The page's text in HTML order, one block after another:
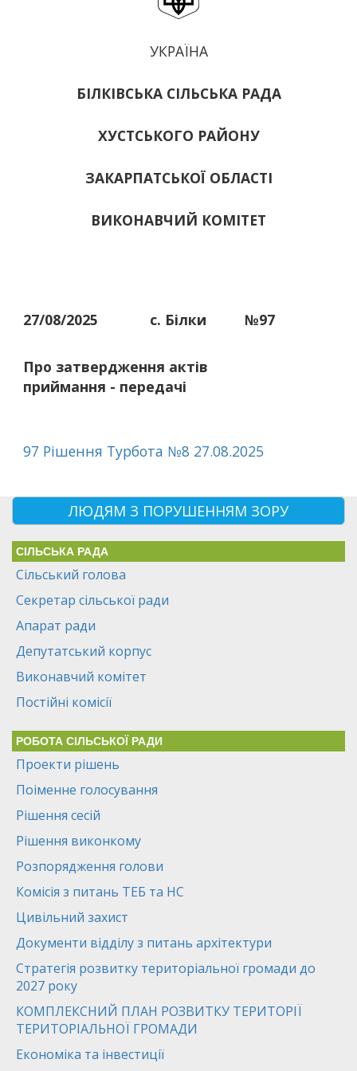
УКРАЇНА
БІЛКІВСЬКА СІЛЬСЬКА РАДА
ХУСТСЬКОГО РАЙОНУ
ЗАКАРПАТСЬКОЇ ОБЛАСТІ
ВИКОНАВЧИЙ КОМІТЕТ
27/08/2025 с. Білки №97
Про затвердження актів
приймання - передачі
97 Рішення Турбота №8 27.08.2025
ЛЮДЯМ З ПОРУШЕННЯМ ЗОРУ
СІЛЬСЬКА РАДА
Сільський голова
Секретар сільської ради
Апарат ради
Депутатський корпус
Виконавчий комітет
Постійні комісії
РОБОТА СІЛЬСЬКОЇ РАДИ
Проекти рішень
Поіменне голосування
Рішення сесій
Рішення виконкому
Розпорядження голови
Комісія з питань ТЕБ та НС
Цивільний захист
Документи відділу з питань архітектури
Стратегія розвитку територіальної громади до
2027 року
КОМПЛЕКСНИЙ ПЛАН РОЗВИТКУ ТЕРИТОРІЇ
ТЕРИТОРІАЛЬНОЇ ГРОМАДИ
Економіка та інвестиції